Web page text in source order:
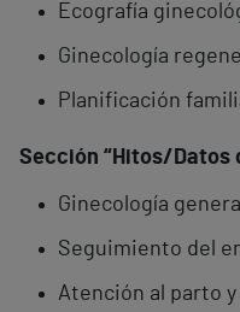
Ecografía
Ginecología
Planificación
Sección “Hitos/Datos
Ginecología general
Seguimiento del
Atención al parto